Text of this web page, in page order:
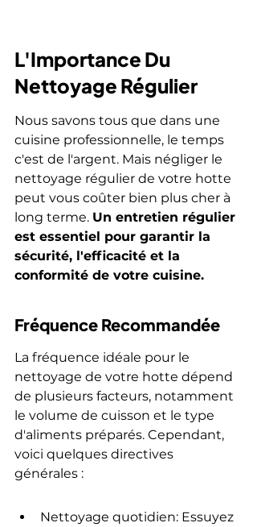
L'Importance Du
Nettoyage Régulier
Nous savons tous que dans une
cuisine professionnelle, le temps
c'est de l'argent. Mais négliger le
nettoyage régulier de votre hotte
peut vous coûter bien plus cher à
long terme. Un entretien régulier
est essentiel pour garantir la
sécurité, l'efficacité et la
conformité de votre cuisine.
Fréquence Recommandée
La fréquence idéale pour le
nettoyage de votre hotte dépend
de plusieurs facteurs, notamment
le volume de cuisson et le type
d'aliments préparés. Cependant,
voici quelques directives
générales :
Nettoyage quotidien: Essuyez